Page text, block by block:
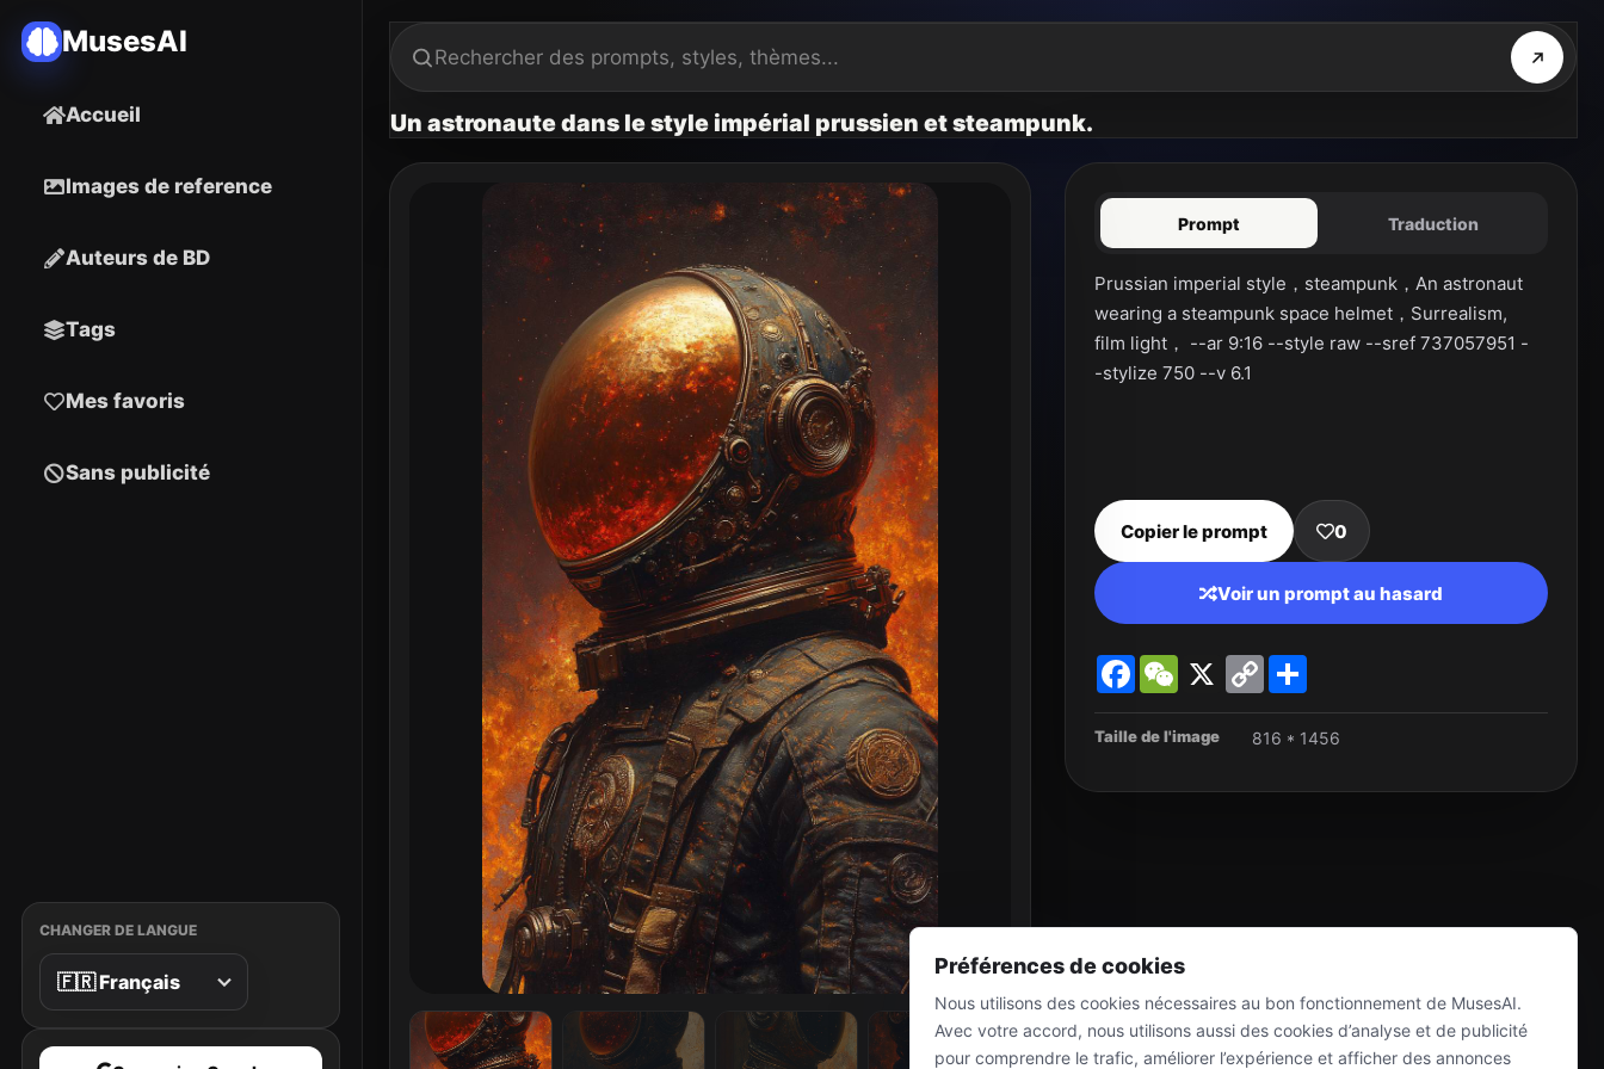
MusesAI
Accueil
Images de reference
Auteurs de BD
Tags
Mes favoris
Sans publicité
CHANGER DE LANGUE
Un astronaute dans le style impérial prussien et steampunk.
Prompt Traduction
Prussian imperial style，steampunk，An astronaut
wearing a steampunk space helmet，Surrealism,
film light， --ar 9:16 --style raw --sref 737057951 -
-stylize 750 --v 6.1
Copier le prompt 0
Voir un prompt au hasard
FacebookWeChat
X
Copy
Link
Taille de l'image 816 * 1456
Préférences de cookies
Nous utilisons des cookies nécessaires au bon fonctionnement de MusesAI.
Avec votre accord, nous utilisons aussi des cookies d’analyse et de publicité
pour comprendre le trafic, améliorer l’expérience et afficher des annonces